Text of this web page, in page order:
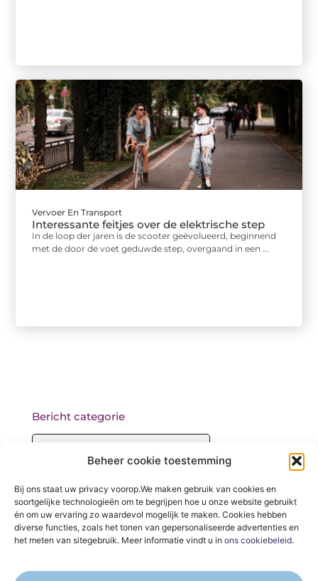
Beheer cookie toestemming
Bij ons staat uw privacy voorop.We maken gebruik van cookies en
soortgelijke technologieën om te begrijpen hoe u onze website gebruikt
én om uw ervaring zo waardevol mogelijk te maken. Cookies hebben
diverse functies, zoals het tonen van gepersonaliseerde advertenties en
het meten van sitegebruik. Meer informatie vindt u in ons cookiebeleid.
Vervoer En Transport
Interessante feitjes over de elektrische step
In de loop der jaren is de scooter geëvolueerd, beginnend
met de door de voet geduwde step, overgaand in een ...
Onze informatie
Bericht categorie